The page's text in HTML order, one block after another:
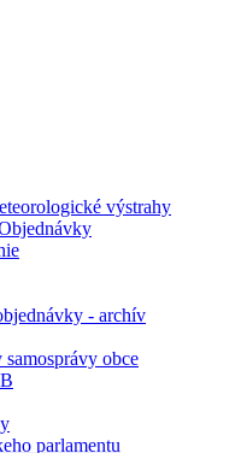
výstrahy
- archív
obce
parlamentu